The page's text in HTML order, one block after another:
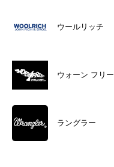
ウールリッチ
ウォーン フリー
ラングラー